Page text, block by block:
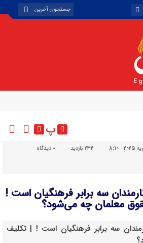
پ
234 بازدید دیدگاه
سه برابر فرهنگیان است !
معلمان چه می‌شود؟